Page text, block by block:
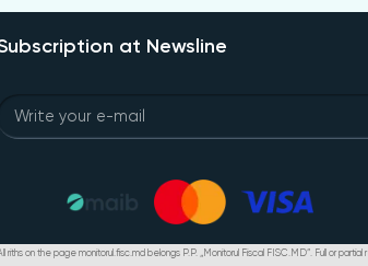
at Newsline
riths on the page monitorul.fisc.md belongs P.P. „Monitorul Fiscal FISC.MD”. Full or